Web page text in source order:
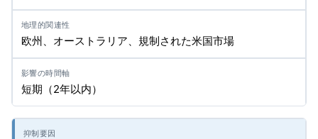
欧州、オーストラリア、規制された米国市場
短期（2年以内）